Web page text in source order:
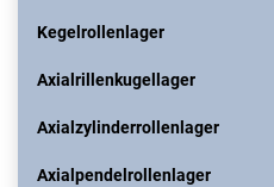
Kegelrollenlager
Axialrillenkugellager
Axialzylinderrollenlager
Axialpendelrollenlager